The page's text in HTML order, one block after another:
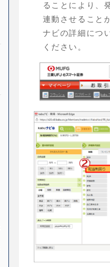
ることにより、
連動させること
ナビの詳細につ
ください。